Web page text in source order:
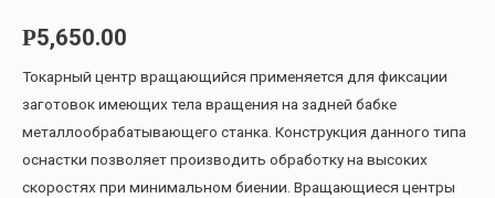
Р5,650.00
Токарный центр вращающийся применяется для фиксации
заготовок имеющих тела вращения на задней бабке
металлообрабатывающего станка. Конструкция данного типа
оснастки позволяет производить обработку на высоких
скоростях при минимальном биении. Вращающиеся центры